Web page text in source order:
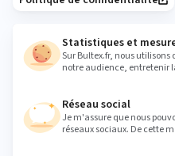
Lundi
Mercredi